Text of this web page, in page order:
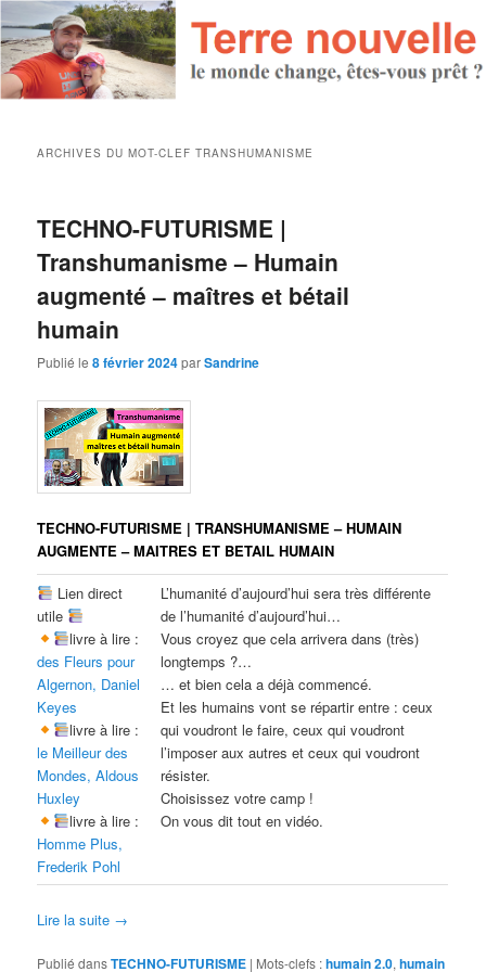
ARCHIVES DU MOT-CLEFTRANSHUMANISME
TECHNO-FUTURISME |
Transhumanisme – Humain
augmenté – maîtres et bétail
humain
Publié le8 février 2024parSandrine
TECHNO-FUTURISME | TRANSHUMANISME – HUMAIN
AUGMENTE – MAITRES ET BETAIL HUMAIN
Lien direct
utile
livre à lire :
des Fleurs pour
Algernon, Daniel
Keyes
livre à lire :
le Meilleur des
Mondes, Aldous
Huxley
livre à lire :
Homme Plus,
Frederik Pohl
L’humanité d’aujourd’hui sera très différente
de l’humanité d’aujourd’hui…
Vous croyez que cela arrivera dans (très)
longtemps ?…
… et bien cela a déjà commencé.
Et les humains vont se répartir entre : ceux
qui voudront le faire, ceux qui voudront
l’imposer aux autres et ceux qui voudront
résister.
Choisissez votre camp !
On vous dit tout en vidéo.
Lire la suite →
Publié dansTECHNO-FUTURISME | Mots-clefs :humain 2.0,humain